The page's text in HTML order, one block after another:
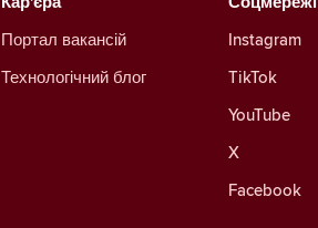
Instagram
TikTok
YouTube
X
Facebook
Портал вакансій
Технологічний блог